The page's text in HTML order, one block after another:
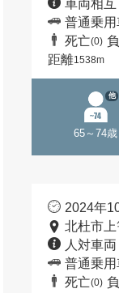
車両相
普通乗用
死亡(0)
距離1538m
65～74歳
他
2024年
北杜市
人対車
普通乗用
死亡(0)